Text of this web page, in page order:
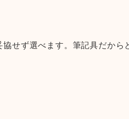
せず選べます。筆記具だから